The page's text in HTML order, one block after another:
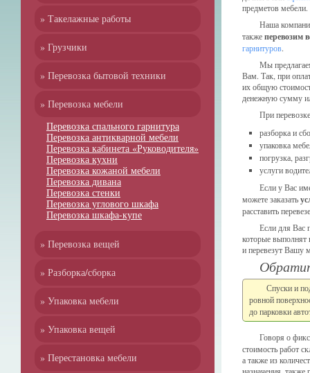
» Такелажные работы
» Грузчики
» Перевозка бытовой техники
» Перевозка мебели
Перевозка спального гарнитура
Перевозка антикварной мебели
Перевозка кабинета «Руководителя»
Перевозка кухни
Перевозка кожаной мебели
Перевозка дивана
Перевозка стенки
Перевозка углового шкафа
Перевозка шкафа-купе
» Перевозка вещей
» Разборка/сборка
» Упаковка мебели
» Упаковка вещей
» Перестановка мебели
предметов мебели.
Наша
такжеперевозим
гарнитуров.
Мы
Вам. Так, при
их общую
денежную сумму
При
разборка и
упаковка
погрузка,
услуги
Если у Вас
можете заказать
расставить
Если для Вас
которые выполнят
и перевезут Вашу
Спуски и
ровной
до парковки
Говоря о
стоимость работ
а также из